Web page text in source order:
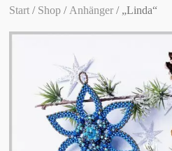
Start / Shop /Anhänger / „Linda“